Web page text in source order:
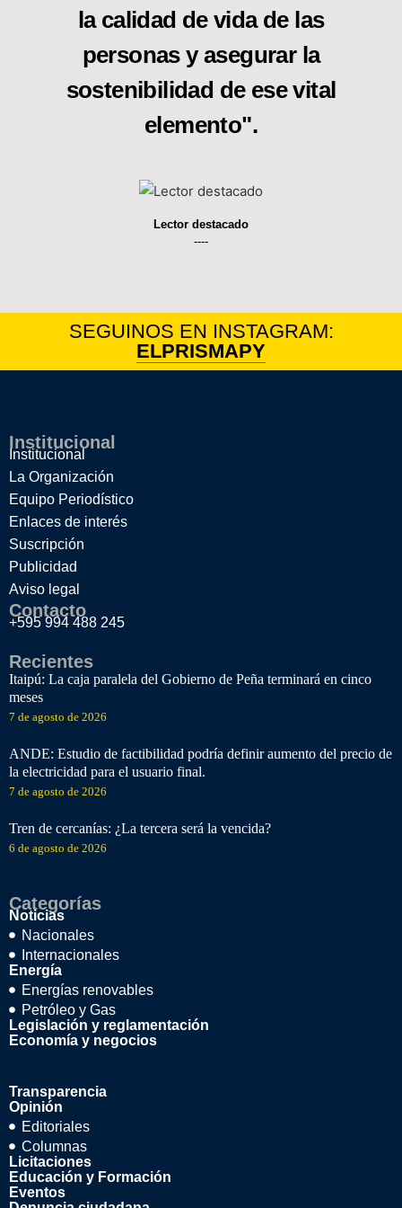
la calidad de vida de las
personas y asegurar la
sostenibilidad de ese vital
elemento".
Lector destacado
----
SEGUINOS EN INSTAGRAM:
ELPRISMAPY
Institucional
Institucional
La Organización
Equipo Periodístico
Enlaces de interés
Suscripción
Publicidad
Aviso legal
Contacto
+595 994 488 245
Recientes
Itaipú: La caja paralela del Gobierno de Peña terminará en cinco
meses
7 de agosto de 2026
ANDE: Estudio de factibilidad podría definir aumento del precio de
la electricidad para el usuario final.
7 de agosto de 2026
Tren de cercanías: ¿La tercera será la vencida?
6 de agosto de 2026
Categorías
Noticias
Nacionales
Internacionales
Energía
Energías renovables
Petróleo y Gas
Legislación y reglamentación
Economía y negocios
Transparencia
Opinión
Editoriales
Columnas
Licitaciones
Educación y Formación
Eventos